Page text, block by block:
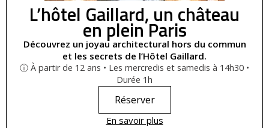
L’hôtel Gaillard, un château
en plein Paris
Découvrez un joyau architectural hors du commun
et les secrets de l’Hôtel Gaillard.
ⓘ À partir de 12 ans • Les mercredis et samedis à 14h30 •
Durée 1h
En savoir plus
Réserver